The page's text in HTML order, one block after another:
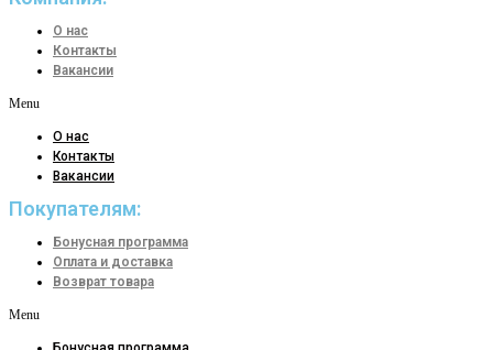
О нас
Контакты
Вакансии
Menu
О нас
Контакты
Вакансии
Покупателям:
Бонусная программа
Оплата и доставка
Возврат товара
Menu